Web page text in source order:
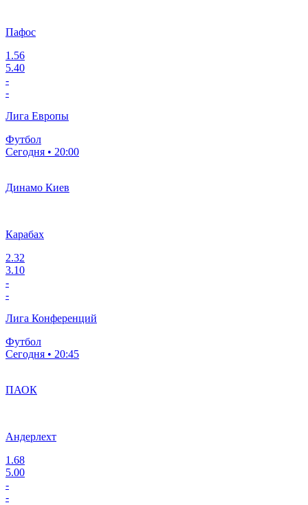
Пафос
1.56
5.40
-
-
Лига Европы
Футбол
Сегодня • 20:00
Динамо Киев
Карабах
2.32
3.10
-
-
Лига Конференций
Футбол
Сегодня • 20:45
ПАОК
Андерлехт
1.68
5.00
-
-